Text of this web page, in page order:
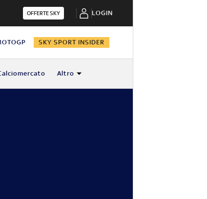
OFFERTE SKY LOGIN
SKY SPORT INSIDER
Altro